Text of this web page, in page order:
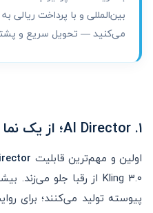
بین‌المللی و با پرداخت ریالی
می‌کنید — تحویل سریع و
۱. AI Director؛ از یک نما تا صحنهٔ کامل
اولین و مهم‌ترین قابلیت
پیوسته تولید می‌کنند؛ برای